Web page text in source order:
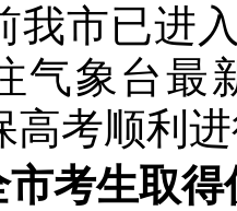
我市已进
气象台最
高考顺利
考生取